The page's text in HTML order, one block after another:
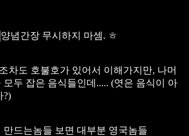
양념간장 무시하지 마셈. ㅎ
차도 호불호가 있어서 이해가지만, 나머
모두 잡은 음식들인데..... (엿은 음식이 아
?)
만드는놈들 보면 대부분 영국놈들